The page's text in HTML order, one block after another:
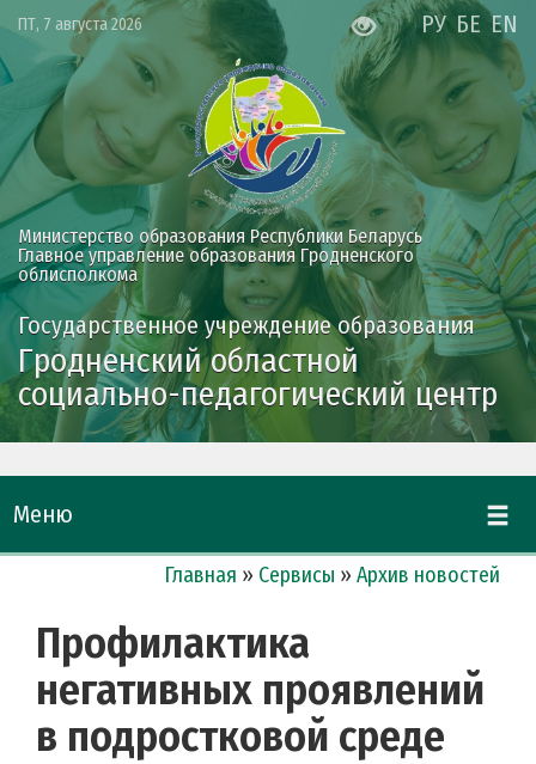
ПТ, 7 августа 2026 РУ БЕ EN
Министерство образования Республики Беларусь
Главное управление образования Гродненского
облисполкома
Государственное учреждение образования
Гродненский областной
социально-педагогический центр
Меню
Главная » Сервисы » Архив новостей
Профилактика
негативных проявлений
в подростковой среде